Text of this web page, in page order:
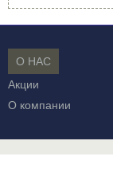
О НАС
Акции
О компании